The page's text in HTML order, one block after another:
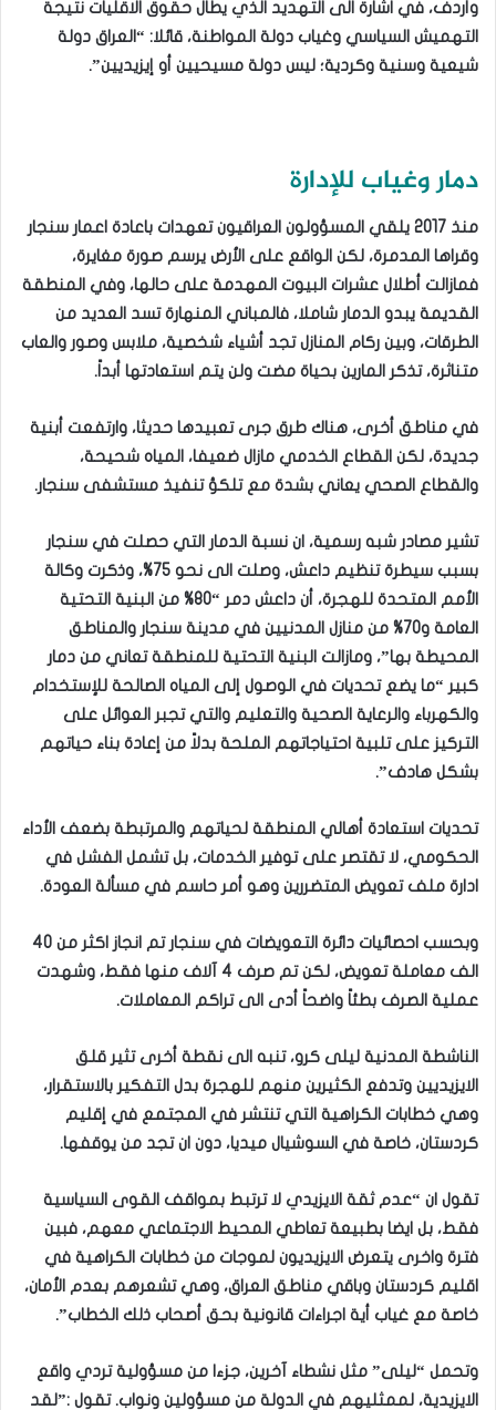
وأردف، في اشارة الى التهديد الذي يطال حقوق الاقليات نتيجة
التهميش السياسي وغياب دولة المواطنة، قائلا: “العراق دولة
شيعية وسنية وكردية؛ ليس دولة مسيحيين أو إيزيديين”.
دمار وغياب للإدارة
منذ 2017 يلقي المسؤولون العراقيون تعهدات باعادة اعمار سنجار
وقراها المدمرة، لكن الواقع على الأرض يرسم صورة مغايرة،
فمازالت أطلال عشرات البيوت المهدمة على حالها، وفي المنطقة
القديمة يبدو الدمار شاملا، فالمباني المنهارة تسد العديد من
الطرقات، وبين ركام المنازل تجد أشياء شخصية، ملابس وصور والعاب
متناثرة، تذكر المارين بحياة مضت ولن يتم استعادتها أبداً.
في مناطق أخرى، هناك طرق جرى تعبيدها حديثا، وارتفعت أبنية
جديدة، لكن القطاع الخدمي مازال ضعيفا، المياه شحيحة،
والقطاع الصحي يعاني بشدة مع تلكؤ تنفيذ مستشفى سنجار.
تشير مصادر شبه رسمية، ان نسبة الدمار التي حصلت في سنجار
بسبب سيطرة تنظيم داعش، وصلت الى نحو 75%، وذكرت وكالة
الأمم المتحدة للهجرة، أن داعش دمر “80% من البنية التحتية
العامة و70% من منازل المدنيين في مدينة سنجار والمناطق
المحيطة بها”، ومازالت البنية التحتية للمنطقة تعاني من دمار
كبير “ما يضع تحديات في الوصول إلى المياه الصالحة للإستخدام
والكهرباء والرعاية الصحية والتعليم والتي تجبر العوائل على
التركيز على تلبية احتياجاتهم الملحة بدلاً من إعادة بناء حياتهم
بشكل هادف”.
تحديات استعادة أهالي المنطقة لحياتهم والمرتبطة بضعف الأداء
الحكومي، لا تقتصر على توفير الخدمات، بل تشمل الفشل في
ادارة ملف تعويض المتضررين وهو أمر حاسم في مسألة العودة.
وبحسب احصائيات دائرة التعويضات في سنجار تم انجاز اكثر من 40
الف معاملة تعويض، لكن تم صرف 4 آلاف منها فقط، وشهدت
عملية الصرف بطئاً واضحاً أدى الى تراكم المعاملات.
الناشطة المدنية ليلى كرو، تنبه الى نقطة أخرى تثير قلق
الايزيديين وتدفع الكثيرين منهم للهجرة بدل التفكير بالاستقرار،
وهي خطابات الكراهية التي تنتشر في المجتمع في إقليم
كردستان، خاصة في السوشيال ميديا، دون ان تجد من يوقفها.
تقول ان “عدم ثقة الايزيدي لا ترتبط بمواقف القوى السياسية
فقط، بل ايضا بطبيعة تعاطي المحيط الاجتماعي معهم، فبين
فترة واخرى يتعرض الايزيديون لموجات من خطابات الكراهية في
اقليم كردستان وباقي مناطق العراق، وهي تشعرهم بعدم الأمان،
خاصة مع غياب أية اجراءات قانونية بحق أصحاب ذلك الخطاب”.
وتحمل “ليلى” مثل نشطاء آخرين، جزءا من مسؤولية تردي واقع
الايزيدية، لممثليهم في الدولة من مسؤولين ونواب. تقول :”لقد